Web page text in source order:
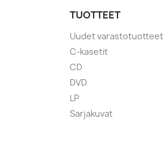
TUOTTEET
Uudet varastotuotteet
C-kasetit
CD
DVD
LP
Sarjakuvat